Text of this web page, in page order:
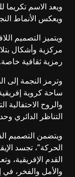
ويعد الاسم تكريما
ويعكس الأنماط
ويتميز التصميم
مركزية وأشكال
رمزية ثقافية خاصة.
وترمز النجمة إلى
ساحة كروية
والروح الاحتفالية
التناظر الدائري وحدة المنتخبات
ويتضمن التصميم
الحركة”، تجسد
القدم الإفريقية،
والأمل والفخر، في